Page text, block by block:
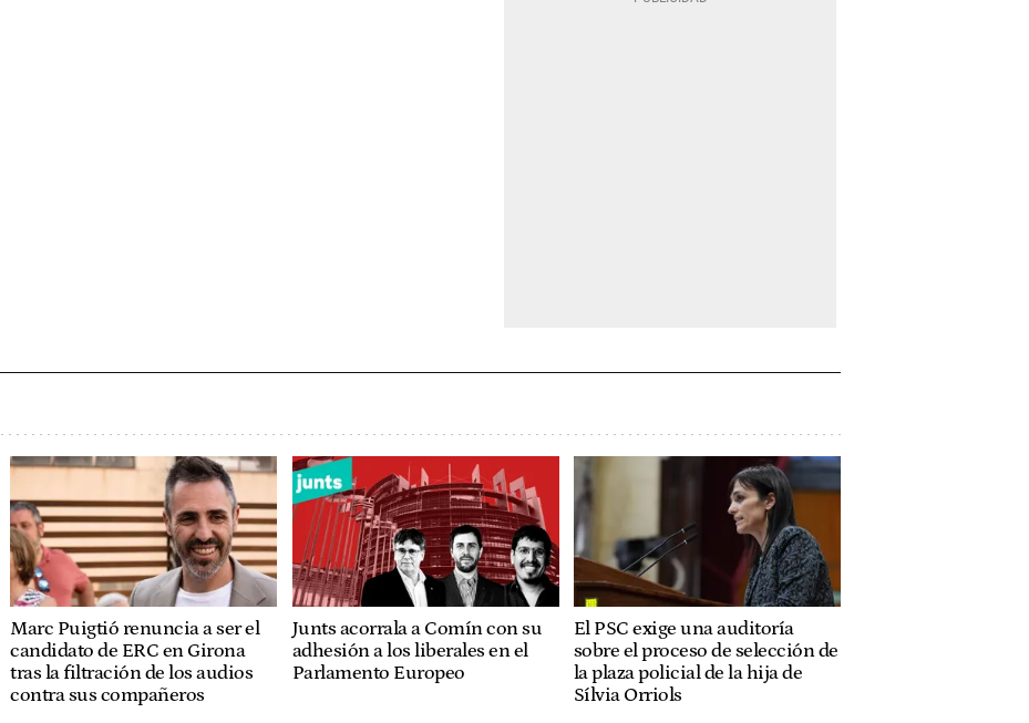
Marc Puigtió renuncia a ser el
candidato de ERC en Girona
tras la filtración de los audios
contra sus compañeros
Junts acorrala a Comín con su
adhesión a los liberales en el
Parlamento Europeo
El PSC exige una auditoría
sobre el proceso de selección de
la plaza policial de la hija de
Sílvia Orriols